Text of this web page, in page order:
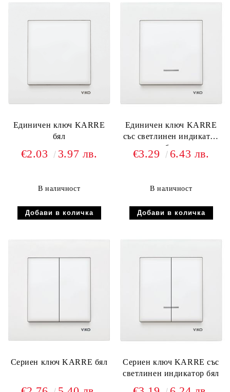
Единичен ключ KARRE
бял
€2.03 3.97 лв.
В наличност
Единичен ключ KARRE
със светлинен индикатор
бял
€3.29 6.43 лв.
В наличност
Сериен ключ KARRE бял
Сериен ключ KARRE със
светлинен индикатор бял